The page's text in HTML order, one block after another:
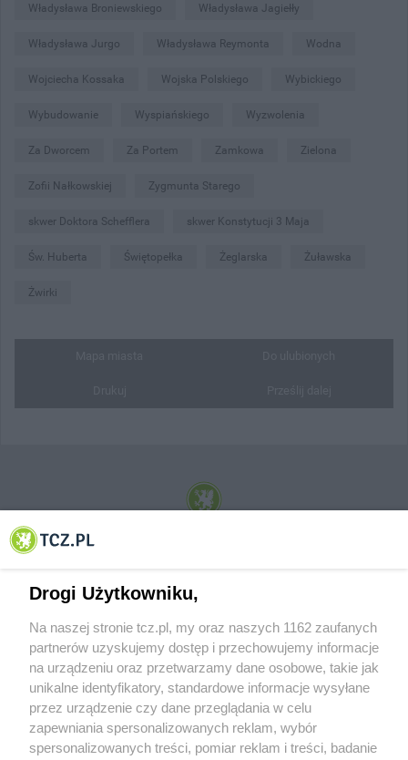
Władysława Broniewskiego Władysława Jagiełły
Władysława Jurgo Władysława Reymonta Wodna
Wojciecha Kossaka Wojska Polskiego Wybickiego
Wybudowanie Wyspiańskiego Wyzwolenia
Za Dworcem Za Portem Zamkowa Zielona
Zofii Nałkowskiej Zygmunta Starego
skwer Doktora Schefflera skwer Konstytucji 3 Maja
Św. Huberta Świętopełka Żeglarska Żuławska
Żwirki
© 2001-2026 Tczew - TCZ.PL Sp. z o.o. Internetowy Serwis Informacyjny Miasta
O FIRMIE POLITYKA PRYWATNOŚCI HOSTING
Drogi Użytkowniku,
Na naszej stronie tcz.pl, my oraz naszych 1162 zaufanych
partnerów uzyskujemy dostęp i przechowujemy informacje
na urządzeniu oraz przetwarzamy dane osobowe, takie jak
unikalne identyfikatory, standardowe informacje wysyłane
przez urządzenie czy dane przeglądania w celu
zapewniania spersonalizowanych reklam, wybór
spersonalizowanych treści, pomiar reklam i treści, badanie